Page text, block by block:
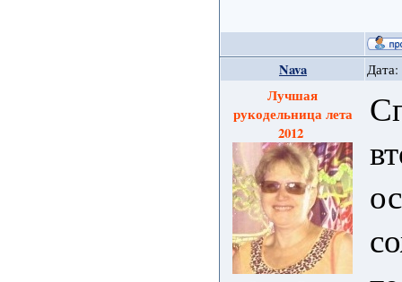
Nava
Лучшая
рукодельница лета
2012